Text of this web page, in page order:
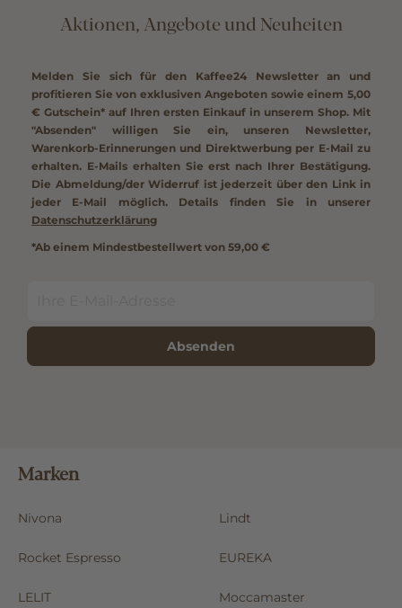
Aktionen, Angebote und Neuheiten
Melden Sie sich für den Kaffee24 Newsletter an und
profitieren Sie von exklusiven Angeboten sowie einem 5,00
€ Gutschein* auf Ihren ersten Einkauf in unserem Shop. Mit
"Absenden" willigen Sie ein, unseren Newsletter,
Warenkorb-Erinnerungen und Direktwerbung per E-Mail zu
erhalten. E-Mails erhalten Sie erst nach Ihrer Bestätigung.
Die Abmeldung/der Widerruf ist jederzeit über den Link in
jeder E-Mail möglich. Details finden Sie in unserer
Datenschutzerklärung
*Ab einem Mindestbestellwert von 59,00 €
Absenden
Marken
Nivona Lindt
Rocket Espresso EUREKA
LELIT Moccamaster